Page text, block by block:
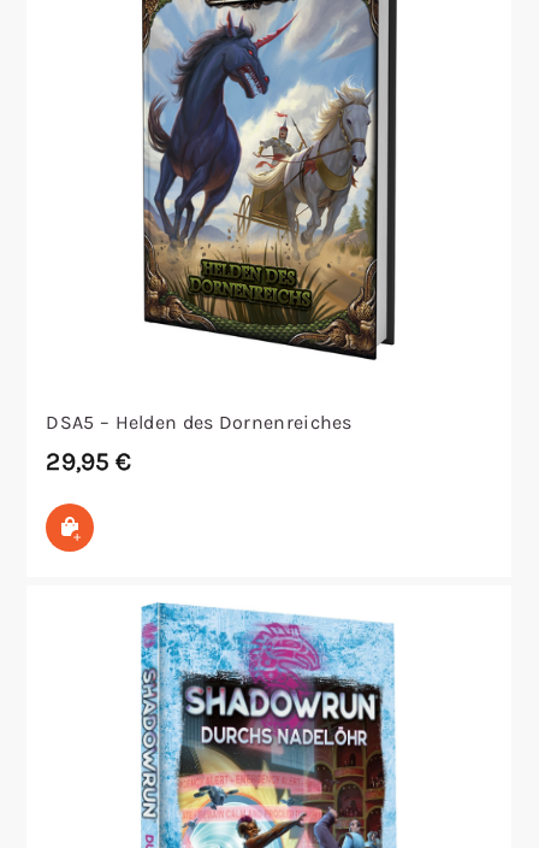
DSA5 – Helden des Dornenreiches
29,95€
In den Warenkorb